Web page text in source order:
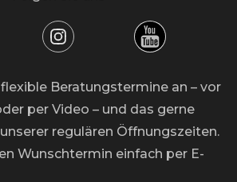
Beratungstermine an – vor
per Video – und das gerne
regulären Öffnungszeiten.
Wunschtermin einfach per E-